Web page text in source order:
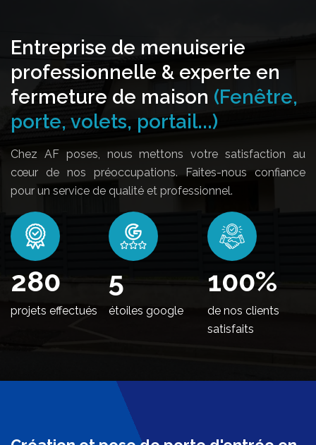
Entreprise de menuiserie
professionnelle & experte en
fermeture de maison (Fenêtre,
porte, volets, portail...)
Chez AF poses, nous mettons votre satisfaction au
cœur de nos préoccupations. Faites-nous confiance
pour un service de qualité et professionnel.
346
projets effectués
5
étoiles google
100%
de nos clients
satisfaits